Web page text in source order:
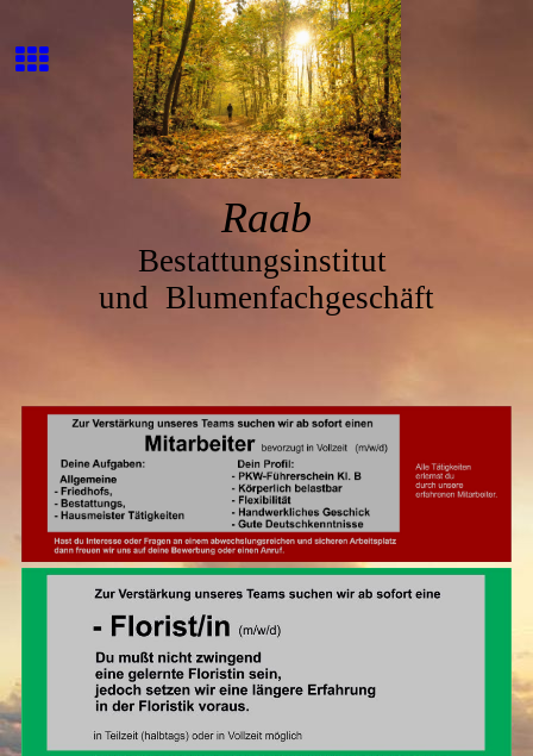
Raab
Bestattungsinstitut
und Blumenfachgeschäft